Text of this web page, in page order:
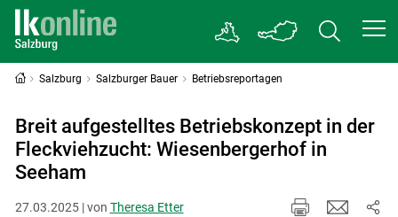
Salzburg Salzburger Bauer Betriebsreportagen
Breit aufgestelltes Betriebskonzept in der
Fleckviehzucht: Wiesenbergerhof in
Seeham
27.03.2025 | von Theresa Etter